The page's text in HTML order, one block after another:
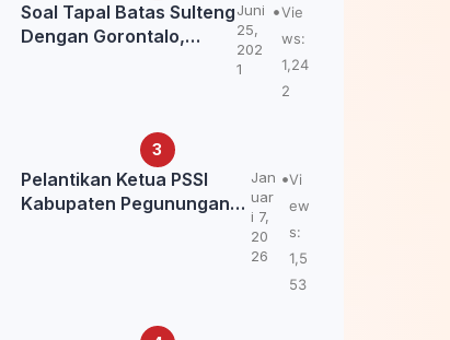
Soal Tapal Batas Sulteng
Dengan Gorontalo,
Juni
25,
202
1
Vie
ws:
1,24
2
Pelantikan Ketua PSSI
Kabupaten Pegunungan
Jan
uar
i 7,
20
26
Vi
ew
s:
1,5
53